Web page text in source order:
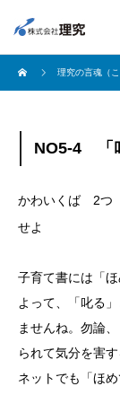
理究の言魂（こ
NO5-4 「
かわいくば 2つ
せよ
子育て書には「
よって、「叱る
ませんね。勿論
られて気分を害
ネットでも「ほ